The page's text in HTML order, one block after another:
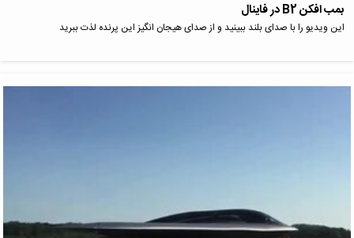
بمب افکن B2 در فاینال
این ویدیو را با صدای بلند ببینید و از صدای هیجان انگیز این پرنده لذت ببرید